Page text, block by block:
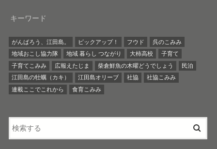
キーワード
がんばろう、江田島。 ピックアップ！ フウド
呉のこみみ
地域おこし協力隊
地域 暮らし つながり 大柿高校
子育て
子育てこみみ
広報えたじま 柴倉鮮魚の木曜どうでしょう
民泊
江田島の牡蠣（カキ）
江田島オリーブ 社協
社協こみみ
連載ここでこれから
食育こみみ